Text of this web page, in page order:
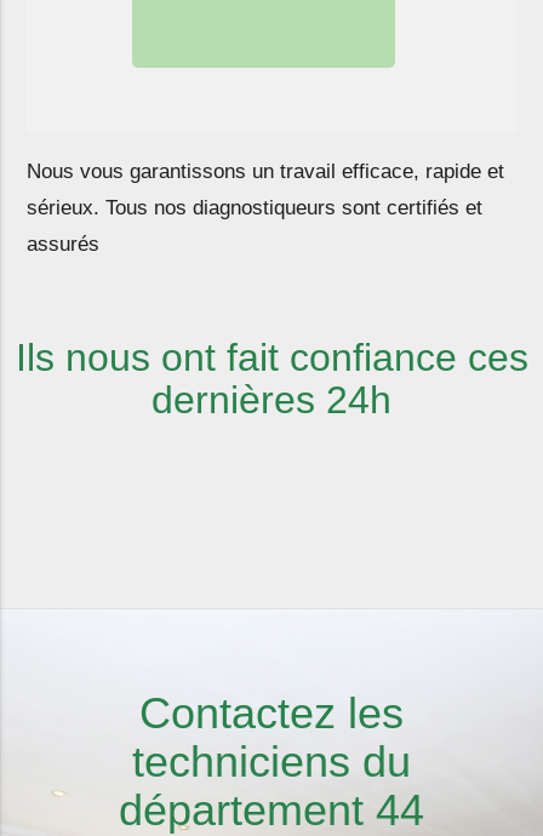
Nous vous garantissons un travailefficace, rapide et
sérieux. Tous nos diagnostiqueurs sontcertifiés et
assurés
Ils nous ont fait confiance ces
dernières 24h
Contactez les
techniciens du
département 44